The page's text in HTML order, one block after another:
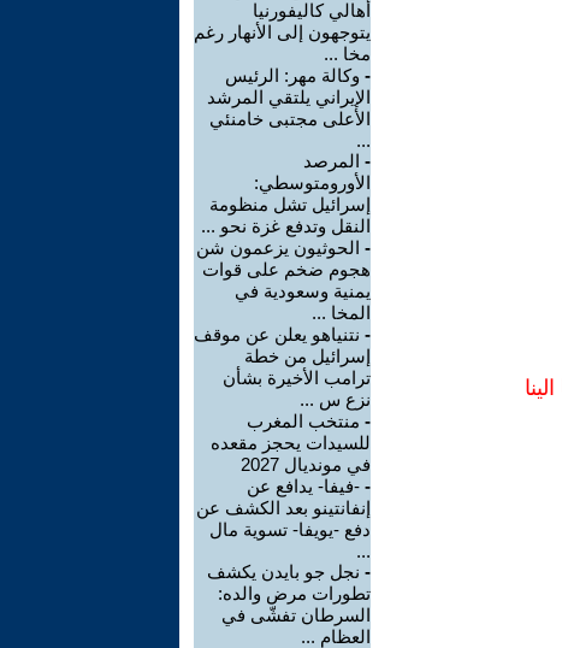
أهالي كاليفورنيا
يتوجهون إلى الأنهار رغم
مخا ...
- وكالة مهر: الرئيس
الإيراني يلتقي المرشد
الأعلى مجتبى خامنئي
...
- المرصد
الأورومتوسطي:
إسرائيل تشل منظومة
النقل وتدفع غزة نحو ...
- الحوثيون يزعمون شن
هجوم ضخم على قوات
يمنية وسعودية في
المخا ...
- نتنياهو يعلن عن موقف
إسرائيل من خطة
ترامب الأخيرة بشأن
نزع س ...
- منتخب المغرب
للسيدات يحجز مقعده
في مونديال 2027
- -فيفا- يدافع عن
إنفانتينو بعد الكشف عن
دفع -يويفا- تسوية مال
...
- نجل جو بايدن يكشف
تطورات مرض والده:
السرطان تفشّى في
العظام ...